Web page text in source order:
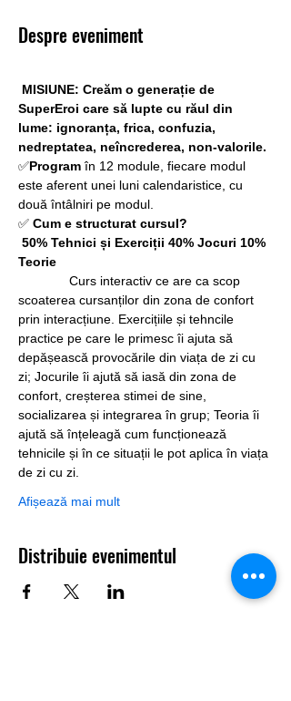
Despre eveniment
MISIUNE: Creăm o generație de
SuperEroi care să lupte cu răul din
lume: ignoranța, frica, confuzia,
nedreptatea, neîncrederea, non-valorile.
✅Program în 12 module, fiecare modul
este aferent unei luni calendaristice, cu
două întâlniri pe modul.
✅ Cum e structurat cursul?
50% Tehnici și Exerciții 40% Jocuri 10%
Teorie
Curs interactiv ce are ca scop
scoaterea cursanților din zona de confort
prin interacțiune. Exercițiile și tehncile
practice pe care le primesc îi ajuta să
depășească provocările din viața de zi cu
zi; Jocurile îi ajută să iasă din zona de
confort, creșterea stimei de sine,
socializarea și integrarea în grup; Teoria îi
ajută să înțeleagă cum funcționează
tehnicile și în ce situații le pot aplica în viața
de zi cu zi.
Afișează mai mult
Distribuie evenimentul